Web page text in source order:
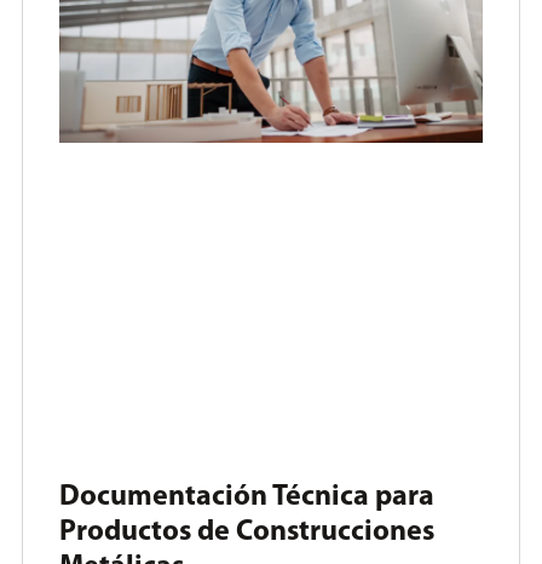
Documentación Técnica para
Productos de Construcciones